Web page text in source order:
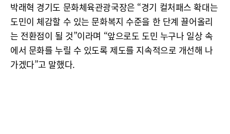
박래혁 경기도 문화체육관광국장은 “경기 컬처패스 확대는
도민이 체감할 수 있는 문화복지 수준을 한 단계 끌어올리
는 전환점이 될 것”이라며 “앞으로도 도민 누구나 일상 속
에서 문화를 누릴 수 있도록 제도를 지속적으로 개선해 나
가겠다”고 말했다.